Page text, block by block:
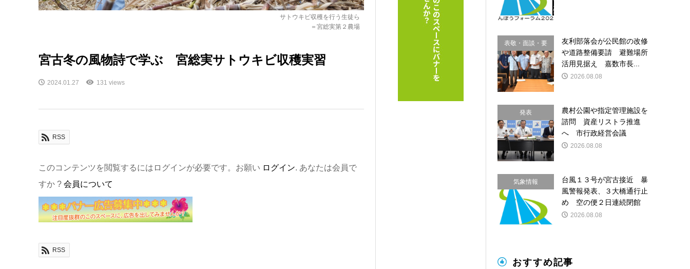
サトウキビ収穫を行う生徒ら
＝宮総実第２農場
宮古冬の風物詩で学ぶ 宮総実サトウキビ収穫実習
2024.01.27 131 views
RSS
このコンテンツを閲覧するにはログインが必要です。お願い ログイン. あなたは会員で
すか ? 会員について
RSS
表敬・面談・要
請
友利部落会が公民館の改修
や道路整備要請 避難場所
活用見据え 嘉数市長...
2026.08.08
発表
農村公園や指定管理施設を
諮問 資産リストラ推進
へ 市行政経営会議
2026.08.08
気象情報
台風１３号が宮古接近 暴
風警報発表、３大橋通行止
め 空の便２日連続閉館
2026.08.08
おすすめ記事